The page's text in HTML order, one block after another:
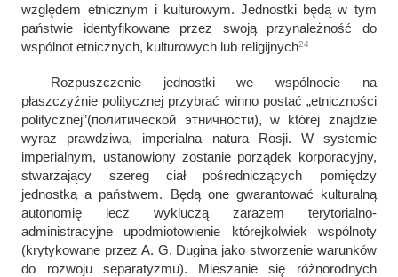
względem etnicznym i kulturowym. Jednostki będą w tym
państwie identyfikowane przez swoją przynależność do
wspólnot etnicznych, kulturowych lub religijnych24
Rozpuszczenie jednostki we wspólnocie na
płaszczyźnie politycznej przybrać winno postać „etniczności
politycznej”(политической этничности), w której znajdzie
wyraz prawdziwa, imperialna natura Rosji. W systemie
imperialnym, ustanowiony zostanie porządek korporacyjny,
stwarzający szereg ciał pośredniczących pomiędzy
jednostką a państwem. Będą one gwarantować kulturalną
autonomię lecz wykluczą zarazem terytorialno-
administracyjne upodmiotowienie którejkolwiek wspólnoty
(krytykowane przez A. G. Dugina jako stworzenie warunków
do rozwoju separatyzmu). Mieszanie się różnorodnych